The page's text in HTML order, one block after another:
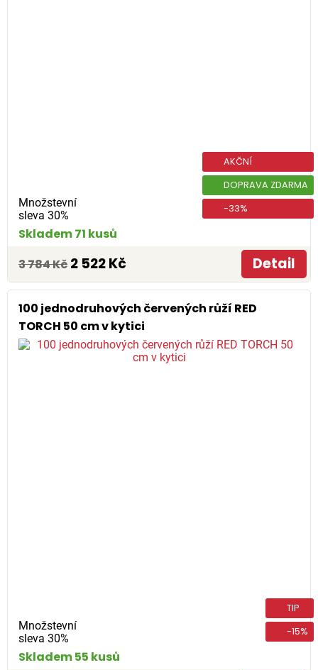
Množstevní
sleva 30%
AKČNÍ
DOPRAVA ZDARMA
-33%
Skladem 71 kusů
3 784 Kč 2 522 Kč Detail
100 jednodruhových červených růží RED
TORCH 50 cm v kytici
Množstevní
sleva 30%
TIP
-15%
Skladem 55 kusů